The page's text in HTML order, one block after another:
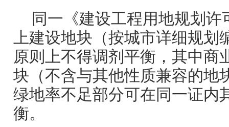
同一《建设工程用地规划
上建设地块（按城市详细规划
原则上不得调剂平衡，其中商
块（不含与其他性质兼容的地
绿地率不足部分可在同一证内
衡。